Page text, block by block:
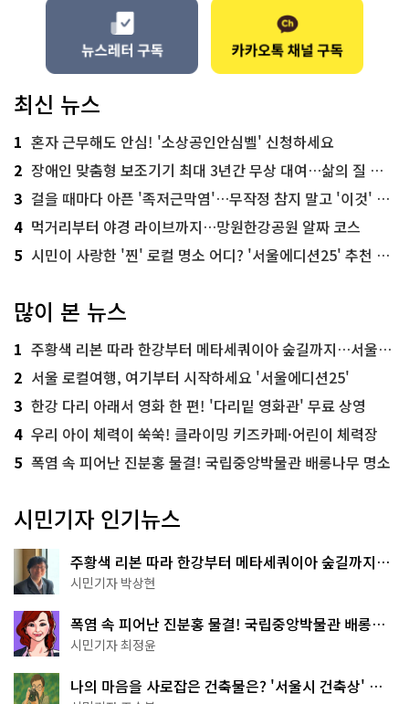
최신 뉴스
1 혼자 근무해도 안심! '소상공인안심벨' 신청하세요
2 장애인 맞춤형 보조기기 최대 3년간 무상 대여…삶의 질 높인다
3 걸을 때마다 아픈 '족저근막염'…무작정 참지 말고 '이것' 해보세요!
4 먹거리부터 야경 라이브까지…망원한강공원 알짜 코스
5 시민이 사랑한 '찐' 로컬 명소 어디? '서울에디션25' 추천 코스
많이 본 뉴스
1 주황색 리본 따라 한강부터 메타세쿼이아 숲길까지…서울둘레길 15코스
2 서울 로컬여행, 여기부터 시작하세요 '서울에디션25'
3 한강 다리 아래서 영화 한 편! '다리밑 영화관' 무료 상영
4 우리 아이 체력이 쑥쑥! 클라이밍 키즈카페·어린이 체력장
5 폭염 속 피어난 진분홍 물결! 국립중앙박물관 배롱나무 명소
시민기자 인기뉴스
주황색 리본 따라 한강부터 메타세쿼이아 숲길까지…
서울둘레길 15코스
시민기자 박상현
폭염 속 피어난 진분홍 물결! 국립중앙박물관 배롱나
무 명소
시민기자 최정윤
나의 마음을 사로잡은 건축물은? '서울시 건축상' 수